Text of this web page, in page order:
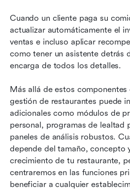
Cuando un cliente paga su
actualizar automáticamente el
ventas e incluso aplicar
como tener un asistente detrás
encarga de todos los detalles.
Más allá de estos
gestión de restaurantes puede
adicionales como módulos de
personal, programas de lealtad
paneles de análisis robustos.
depende del tamaño, concepto
crecimiento de tu restaurante,
centraremos en las funciones
beneficiar a cualquier